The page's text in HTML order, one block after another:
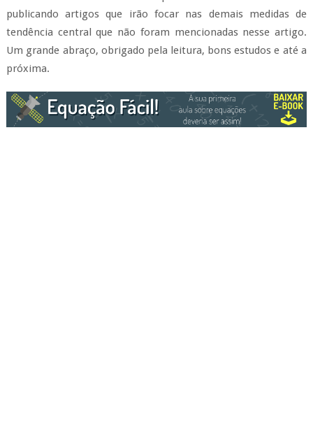
publicando artigos que irão focar nas demais medidas de
tendência central que não foram mencionadas nesse artigo.
Um grande abraço, obrigado pela leitura, bons estudos e até a
próxima.